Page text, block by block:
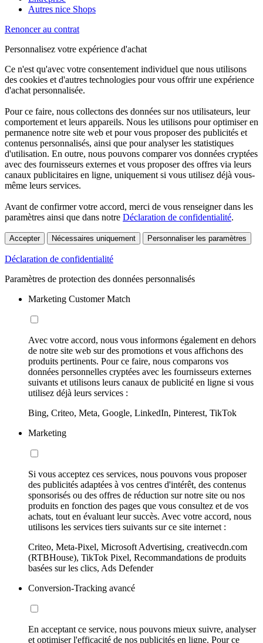
Autres nice Shops
Renoncer au contrat
Personnalisez votre expérience d'achat
Ce n'est qu'avec votre consentement individuel que nous utilisons
des cookies et d'autres technologies pour vous offrir une expérience
d'achat personnalisée.
Pour ce faire, nous collectons des données sur nos utilisateurs, leur
comportement et leurs appareils. Nous les utilisons pour optimiser en
permanence notre site web et pour vous proposer des publicités et
contenus personnalisés, ainsi que pour analyser les statistiques
d'utilisation. En outre, nous pouvons comparer vos données cryptées
avec des fournisseurs externes et vous proposer des offres via leurs
canaux publicitaires en ligne, uniquement si vous utilisez déjà vous-
même leurs services.
Avant de confirmer votre accord, merci de vous renseigner dans les
paramètres ainsi que dans notre Déclaration de confidentialité.
Accepter Nécessaires uniquement Personnaliser les paramètres
Déclaration de confidentialité
Paramètres de protection des données personnalisés
Marketing Customer Match
Avec votre accord, nous vous informons également en dehors
de notre site web sur des promotions et vous affichons des
produits pertinents. Pour ce faire, nous comparons vos
données personnelles cryptées avec les fournisseurs externes
suivants et utilisons leurs canaux de publicité en ligne si vous
utilisez déjà leurs services :
Bing, Criteo, Meta, Google, LinkedIn, Pinterest, TikTok
Marketing
Si vous acceptez ces services, nous pouvons vous proposer
des publicités adaptées à vos centres d'intérêt, des contenus
sponsorisés ou des offres de réduction sur notre site ou nos
produits en fonction des pages que vous consultez et de vos
achats, tout en évaluant leur succès. Avec votre accord, nous
utilisons les services tiers suivants sur ce site internet :
Criteo, Meta-Pixel, Microsoft Advertising, creativecdn.com
(RTBHouse), TikTok Pixel, Recommandations de produits
basées sur les clics, Ads Defender
Conversion-Tracking avancé
En acceptant ce service, nous pouvons mieux suivre, analyser
et optimiser l'efficacité de nos publicités en ligne. Pour ce